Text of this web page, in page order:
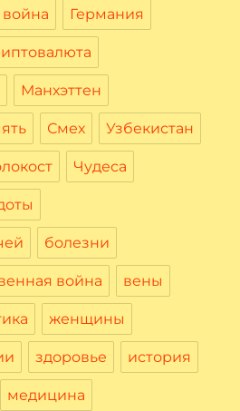
Германия
Манхэттен
Смех Узбекистан
Чудеса
болезни
война вены
женщины
здоровье история
медицина